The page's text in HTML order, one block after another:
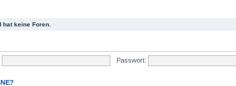
hat keine Foren.
Passwort: